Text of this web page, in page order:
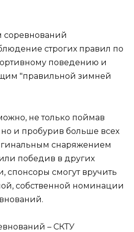
соревнований
строгих правил по
поведению и
"правильной зимней
не только поймав
и пробурив больше всех
снаряжением
победив в других
спонсоры смогут вручить
собственной номинации
– СКТУ